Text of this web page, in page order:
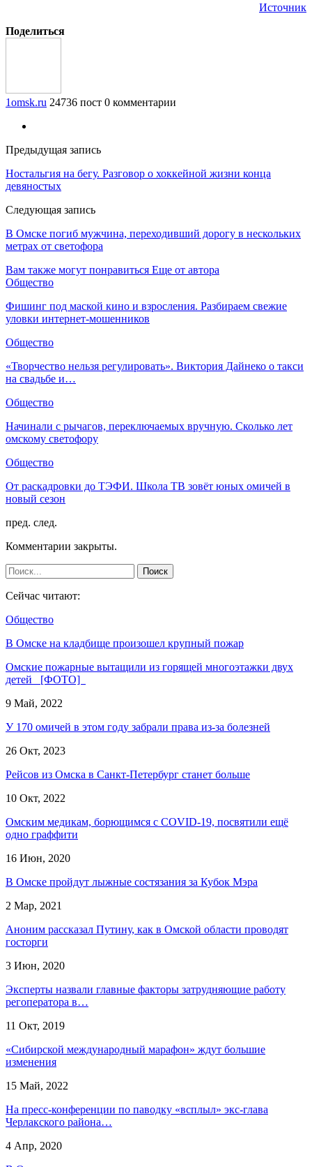
Источник
Поделиться
1omsk.ru 24736 пост 0 комментарии
Предыдущая запись
Ностальгия на бегу. Разговор о хоккейной жизни конца
девяностых
Следующая запись
В Омске погиб мужчина, переходивший дорогу в нескольких
метрах от светофора
Вам также могут понравиться Еще от автора
Общество
Фишинг под маской кино и взросления. Разбираем свежие
уловки интернет-мошенников
Общество
«Творчество нельзя регулировать». Виктория Дайнеко о такси
на свадьбе и…
Общество
Начинали с рычагов, переключаемых вручную. Сколько лет
омскому светофору
Общество
От раскадровки до ТЭФИ. Школа ТВ зовёт юных омичей в
новый сезон
пред. след.
Комментарии закрыты.
Сейчас читают:
Общество
В Омске на кладбище произошел крупный пожар
Омские пожарные вытащили из горящей многоэтажки двух
детей [ФОТО]
9 Май, 2022
У 170 омичей в этом году забрали права из-за болезней
26 Окт, 2023
Рейсов из Омска в Санкт-Петербург станет больше
10 Окт, 2022
Омским медикам, борющимся с COVID-19, посвятили ещё
одно граффити
16 Июн, 2020
В Омске пройдут лыжные состязания за Кубок Мэра
2 Мар, 2021
Аноним рассказал Путину, как в Омской области проводят
госторги
3 Июн, 2020
Эксперты назвали главные факторы затрудняющие работу
регоператора в…
11 Окт, 2019
«Сибирской международный марафон» ждут большие
изменения
15 Май, 2022
На пресс-конференции по паводку «всплыл» экс-глава
Черлакского района…
4 Апр, 2020